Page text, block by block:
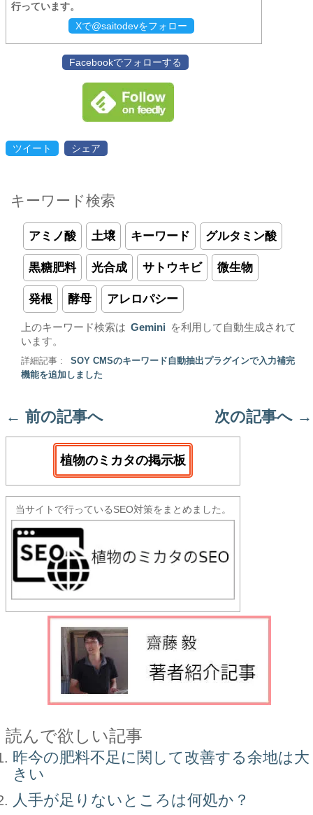
行っています。
Xで@saitodevをフォロー
Facebookでフォローする
ツイート シェア
キーワード検索
アミノ酸 土壌 キーワード グルタミン酸
黒糖肥料 光合成 サトウキビ 微生物
発根 酵母 アレロパシー
上のキーワード検索は Gemini
を利用して自動生成されて
います。
詳細記事 :
SOY CMSのキーワード自動抽出プラグインで入力補完
機能を追加しました
← 前の記事へ 次の記事へ →
植物のミカタの掲示板
当サイトで行っているSEO対策をまとめました。
読んで欲しい記事
昨今の肥料不足に関して改善する余地は大
きい
人手が足りないところは何処か？